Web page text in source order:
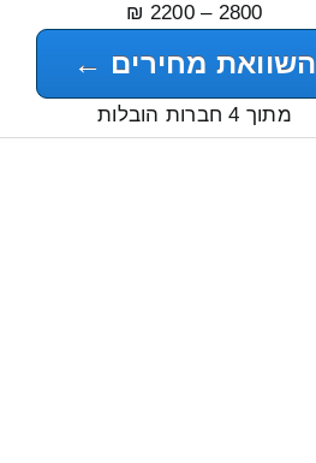
2800 – 2200 ₪
השוואת מחירים ←
מתוך 4 חברות הובלות